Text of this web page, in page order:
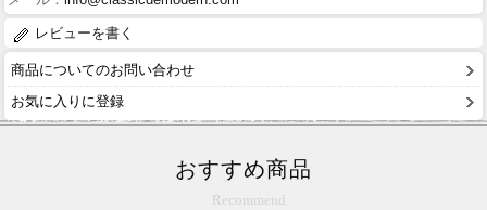
レビューを書く
商品についてのお問い合わせ
お気に入りに登録
おすすめ商品
Recommend